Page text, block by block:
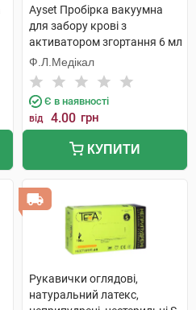
Ayset Пробірка вакуумна
для забору крові з
активатором згортання 6 мл
13х100 мм 1 шт
Ф.Л.Медікал
Є в наявності
від 4.00 грн
КУПИТИ
Рукавички оглядові,
натуральний латекс,